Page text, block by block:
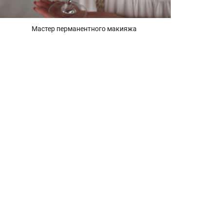
Мастер перманентного макияжа